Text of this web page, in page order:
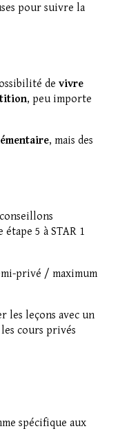
pour suivre la
devivre
, peu importe
, mais des
5 à STAR 1
privé / maximum
les leçons avec un
cours privés
spécifique aux